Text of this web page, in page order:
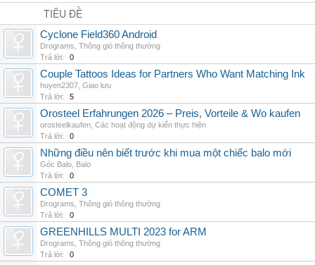
TIÊU ĐỀ
Cyclone Field360 Android
Drograms Thông gió thông thường
Trả lời:
0
Couple Tattoos Ideas for Partners Who Want Matching Ink
huyen2307 Giao lưu
Trả lời:
5
Orosteel Erfahrungen 2026 – Preis, Vorteile & Wo kaufen
orosteelkaufen Các hoạt động dự kiến thực hiện
Trả lời:
0
Những điều nên biết trước khi mua một chiếc balo mới
Góc Balo Balo
Trả lời:
0
COMET 3
Drograms Thông gió thông thường
Trả lời:
0
GREENHILLS MULTI 2023 for ARM
Drograms Thông gió thông thường
Trả lời:
0